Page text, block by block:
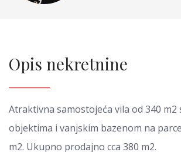
Opis nekretnine
Atraktivna samostojeća vila od 340 m2
objektima i vanjskim bazenom na
m2. Ukupno prodajno cca 380 m2.